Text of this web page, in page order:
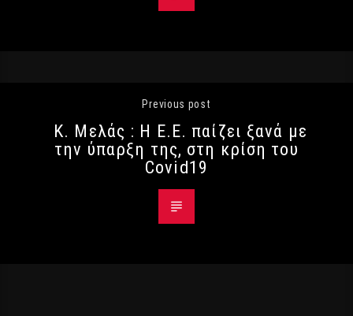
Previous post
Κ. Μελάς : Η Ε.Ε. παίζει ξανά με
την ύπαρξη της, στη κρίση του
Covid19